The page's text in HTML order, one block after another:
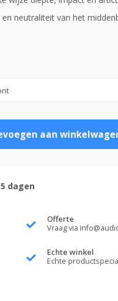
neutraliteit van het
aan
dagen
Offerte
Vraag via
Echte winkel
Echte